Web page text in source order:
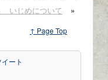
いじめについて »
↑ Page Top
ート